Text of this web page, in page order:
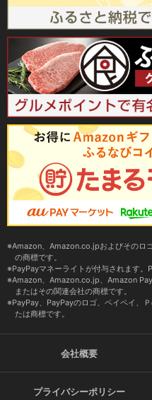
Amazon、Amazon.co.jpおよびそのロ
の商標です。
PayPayマネーライトが付与されます。
Amazon、Amazon.co.jp、Amazon
またはその関連会社の商標です。
PayPay、PayPayのロゴ、ペイペイ、
たは商標です。
会社概要
プライバシーポリシー